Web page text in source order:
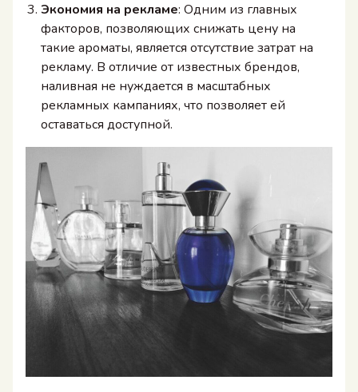
Экономия на рекламе: Одним из главных
факторов, позволяющих снижать цену на
такие ароматы, является отсутствие затрат на
рекламу. В отличие от известных брендов,
наливная не нуждается в масштабных
рекламных кампаниях, что позволяет ей
оставаться доступной.